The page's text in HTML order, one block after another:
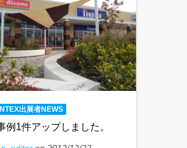
出展者NEWS
例1件アップしました。